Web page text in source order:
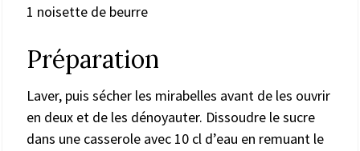
1 noisette de beurre
Préparation
Laver, puis sécher les mirabelles avant de les ouvrir
en deux et de les dénoyauter. Dissoudre le sucre
dans une casserole avec 10 cl d’eau en remuant le